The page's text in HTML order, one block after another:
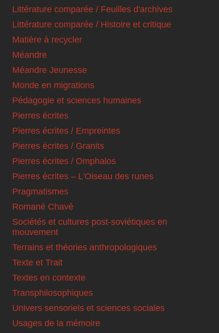
Littérature comparée / Feuilles d'archives
Littérature comparée / Histoire et critique
Matière à recycler
Méandre
Méandre Jeunesse
Monde en migrations
Pédagogie et sciences humaines
Pierres écrites
Pierres écrites / Empreintes
Pierres écrites / Granits
Pierres écrites / Omphalos
Pierres écrites – L'Oiseau des runes
Pragmatismes
Romané Chavé
Sociétés et cultures post-soviétiques en
mouvement
Terrains et théories anthropologiques
Texte et Trait
Textes en contexte
Transphilosophiques
Univers sensoriels et sciences sociales
Usages de la mémoire